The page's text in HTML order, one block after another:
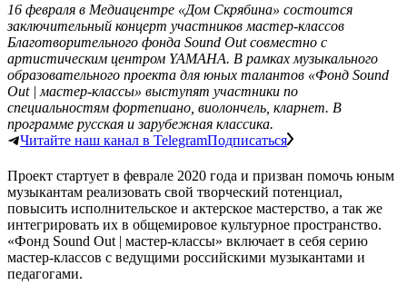
16 февраля в Медиацентре «Дом Скрябина» состоится
заключительный концерт участников мастер-классов
Благотворительного фонда Sound Out совместно с
артистическим центром YAMAHA. В рамках музыкального
образовательного проекта для юных талантов «Фонд Sound
Out | мастер-классы» выступят участники по
специальностям фортепиано, виолончель, кларнет. В
программе русская и зарубежная классика.
Читайте наш канал в TelegramПодписаться
Проект стартует в феврале 2020 года и призван помочь юным
музыкантам реализовать свой творческий потенциал,
повысить исполнительское и актерское мастерство, а так же
интегрировать их в общемировое культурное пространство.
«Фонд Sound Out | мастер-классы» включает в себя серию
мастер-классов с ведущими российскими музыкантами и
педагогами.